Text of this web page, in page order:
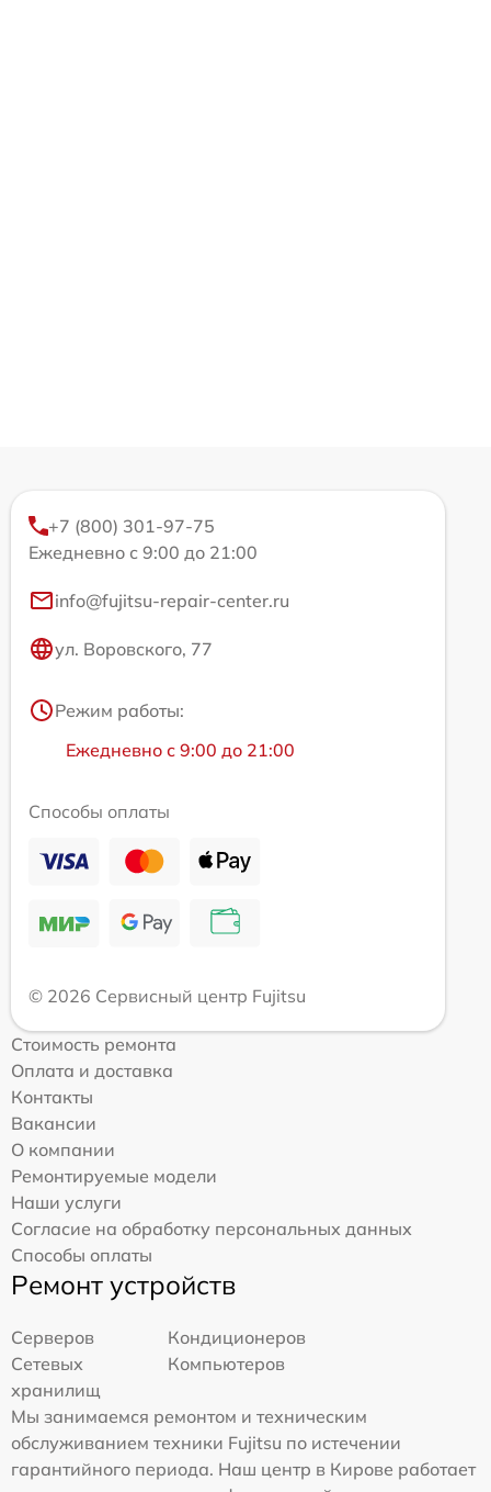
+7 (800) 301-97-75
Ежедневно с 9:00 до 21:00
info@fujitsu-repair-center.ru
ул. Воровского, 77
Режим работы:
Ежедневно с 9:00 до 21:00
Способы оплаты
© 2026 Сервисный центр Fujitsu
Стоимость ремонта
Оплата и доставка
Контакты
Вакансии
О компании
Ремонтируемые модели
Наши услуги
Согласие на обработку персональных данных
Способы оплаты
Ремонт устройств
Серверов
Кондиционеров
Сетевых
хранилищ
Компьютеров
Мы занимаемся ремонтом и техническим
обслуживанием техники Fujitsu по истечении
гарантийного периода. Наш центр в Кирове работает